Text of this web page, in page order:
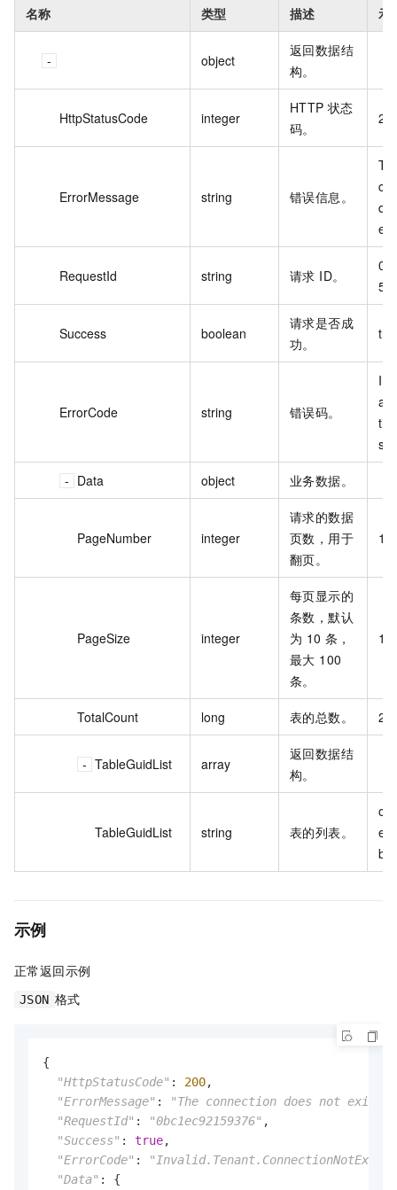
名称 类型 描述 示
object
返回数据结
构。
HttpStatusCode integer
HTTP 状态
码。
ErrorMessage string 错误信息。
RequestId string 请求 ID。
Success boolean
请求是否成
功。
ErrorCode string 错误码。
s
Data object 业务数据。
PageNumber integer
请求的数据
页数，用于
翻页。
1
PageSize integer
每页显示的
条数，默认
为 10 条，
最大 100
条。
10
TotalCount long 表的总数。 20
TableGuidList array
返回数据结
构。
TableGuidList string 表的列表。
示例
正常返回示例
JSON 格式
{
"HttpStatusCode" : 200,
"ErrorMessage" :
"The connection does not exist."
"RequestId" : "0bc1ec92159376" ,
"Success" : true,
"ErrorCode" :
"Data" : {